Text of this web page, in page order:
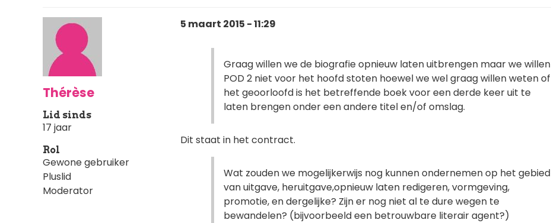
Thérèse
Lid sinds
17 jaar
Rol
Gewone gebruiker
Pluslid
Moderator
5 maart 2015 - 11:29
Graag willen we de biografie opnieuw laten uitbrengen maar we willen
POD 2 niet voor het hoofd stoten hoewel we wel graag willen weten of
het geoorloofd is het betreffende boek voor een derde keer uit te
laten brengen onder een andere titel en/of omslag.
Dit staat in het contract.
Wat zouden we mogelijkerwijs nog kunnen ondernemen op het gebied
van uitgave, heruitgave,opnieuw laten redigeren, vormgeving,
promotie, en dergelijke? Zijn er nog niet al te dure wegen te
bewandelen? (bijvoorbeeld een betrouwbare literair agent?)